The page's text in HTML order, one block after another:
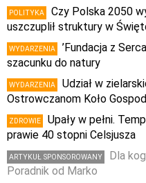
POLITYKA
Czy Polska 2050
uszczuplił struktury w
WYDARZENIA
’Fundacja z
szacunku do natury
WYDARZENIA
Udział w
Ostrowczanom Koło
ZDROWIE
Upały w pełni.
prawie 40 stopni Celsjusza
ARTYKUŁ SPONSOROWANY
Dla
Poradnik od Marko